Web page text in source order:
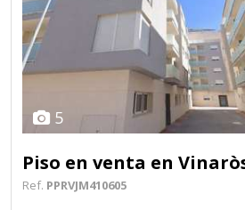
5
Piso en venta en
Ref. PPRVJM410605